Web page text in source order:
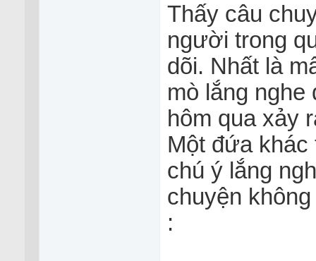
Thấy câu
người trong
dõi. Nhất là
mò lắng nghe
hôm qua xảy
Một đứa khác
chú ý lắng
chuyện
: